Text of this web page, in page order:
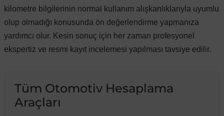
kilometre bilgilerinin normal kullanım alışkanlıklarıyla uyumlu
olup olmadığı konusunda ön değerlendirme yapmanıza
yardımcı olur. Kesin sonuç için her zaman profesyonel
ekspertiz ve resmi kayıt incelemesi yapılması tavsiye edilir.
Tüm Otomotiv Hesaplama
Araçları